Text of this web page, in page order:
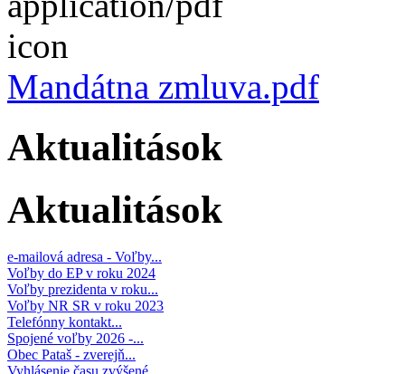
Mandátna zmluva.pdf
Aktualitások
Aktualitások
e-mailová adresa - Voľby...
Voľby do EP v roku 2024
Voľby prezidenta v roku...
Voľby NR SR v roku 2023
Telefónny kontakt...
Spojené voľby 2026 -...
Obec Pataš - zverejň...